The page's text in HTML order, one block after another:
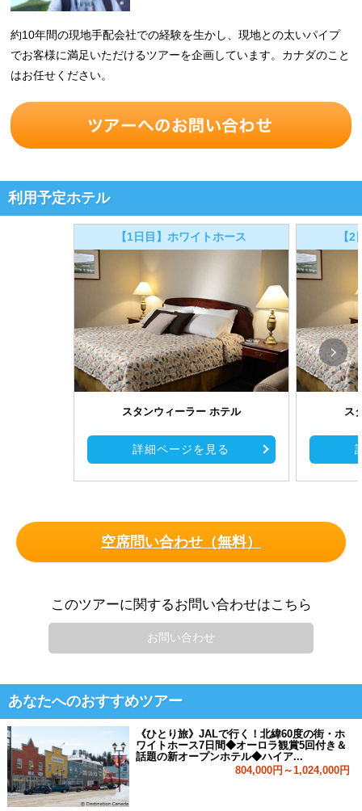
約10年間の現地手配会社での経験を生かし、現地との太いパイプ
でお客様に満足いただけるツアーを企画しています。カナダのこと
はお任せください。
利用予定ホテル
【1日目】ホワイトホース
スタンウィーラー ホテル
詳細ページを見る
【
ス
空席問い合わせ（無料）
このツアーに関するお問い合わせはこちら
お問い合わせ
あなたへのおすすめツアー
《ひとり旅》JALで行く！北緯60度の街・ホ
ワイトホース7日間◆オーロラ観賞5回付き＆
話題の新オープンホテル◆ハイア...
804,000円～1,024,000円